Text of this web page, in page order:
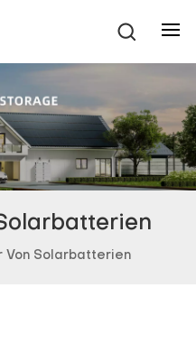
Von Solarbatterien